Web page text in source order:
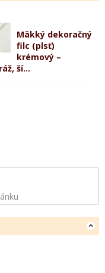
Mäkký dekoračný
filc (plsť)
krémový –
ší...